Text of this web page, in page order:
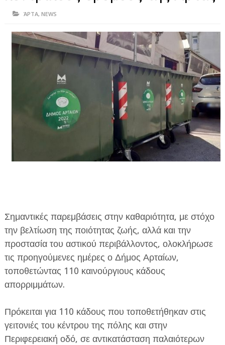
ΗΠΕΙΡΟΣ
ΑΡΤΑ
ΙΩΑΝΝΙΝΑ
ΘΕΣΠΡΩΤΙΑ
ΙΟΝΙΑ ΝΗΣΙΑ
ΚΑΙ ΕΛΛΑΔΑ
ΥΓΕΙΑ-ΟΜΟΡΦΙΑ
ΔΙΕΘΝΗ
ΠΛΗΡΟΦΟΡΙΕΣ
ΆΡΤΑ, NEWS
Σημαντικές παρεμβάσεις στην καθαριότητα, με στόχο
την βελτίωση της ποιότητας ζωής, αλλά και την
προστασία του αστικού περιβάλλοντος, ολοκλήρωσε
τις προηγούμενες ημέρες ο Δήμος Αρταίων,
τοποθετώντας 110 καινούργιους κάδους
απορριμμάτων.
Πρόκειται για 110 κάδους που τοποθετήθηκαν στις
γειτονιές του κέντρου της πόλης και στην
Περιφερειακή οδό, σε αντικατάσταση παλαιότερων